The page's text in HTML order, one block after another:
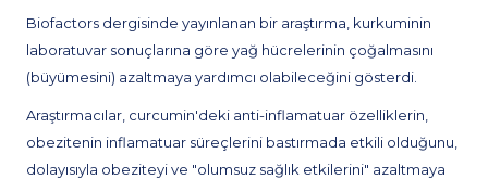
Biofactors dergisinde yayınlanan bir araştırma, kurkuminin
laboratuvar sonuçlarına göre yağ hücrelerinin çoğalmasını
(büyümesini) azaltmaya yardımcı olabileceğini gösterdi.
Araştırmacılar, curcumin'deki anti-inflamatuar özelliklerin,
obezitenin inflamatuar süreçlerini bastırmada etkili olduğunu,
dolayısıyla obeziteyi ve "olumsuz sağlık etkilerini" azaltmaya